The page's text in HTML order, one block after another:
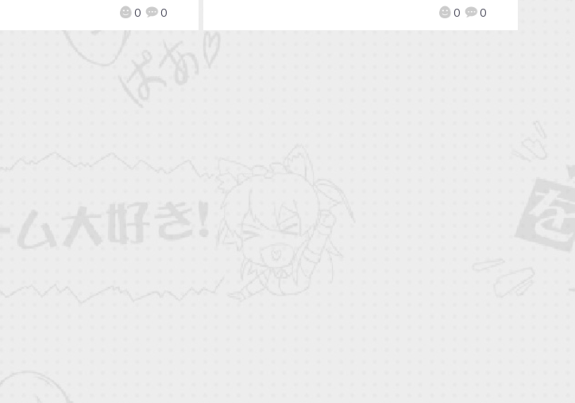
0 0 0 0